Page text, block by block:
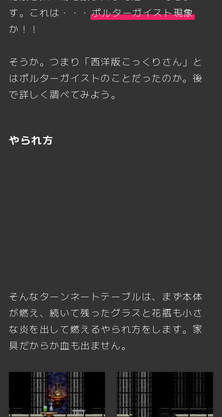
す。これは・・・ ポルターガイスト現象
か！！
そうか。つまり「西洋版こっくりさん」と
はポルターガイストのことだったのか。後
で詳しく調べてみよう。
やられ方
そんなターンネートテーブルは、まず本体
が燃え、続いて残ったグラスと花瓶も小さ
な炎を出して燃えるやられ方をします。家
具だからか血も出ません。